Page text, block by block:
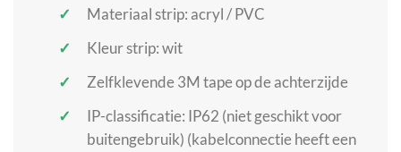
Materiaal strip: acryl / PVC
Kleur strip: wit
Zelfklevende 3M tape op de achterzijde
IP-classificatie: IP62 (niet geschikt voor
buitengebruik) (kabelconnectie heeft een